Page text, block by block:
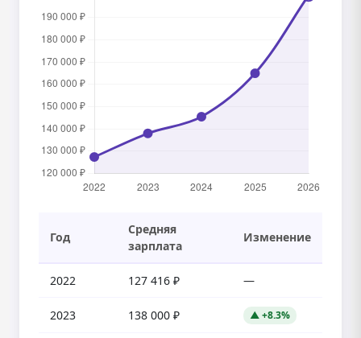
Год
Средняя
зарплата
Изменение
2022 127 416 ₽ —
2023 138 000 ₽ ▲ +8.3%